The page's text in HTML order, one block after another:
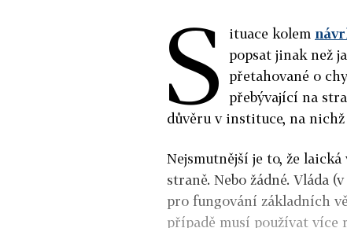
S ituace kolem
popsat jinak než
přetahované o
přebývající na
důvěru v instituce, na nichž
Nejsmutnější je to, že
straně. Nebo žádné. Vláda
pro fungování základních
případě musí používat více